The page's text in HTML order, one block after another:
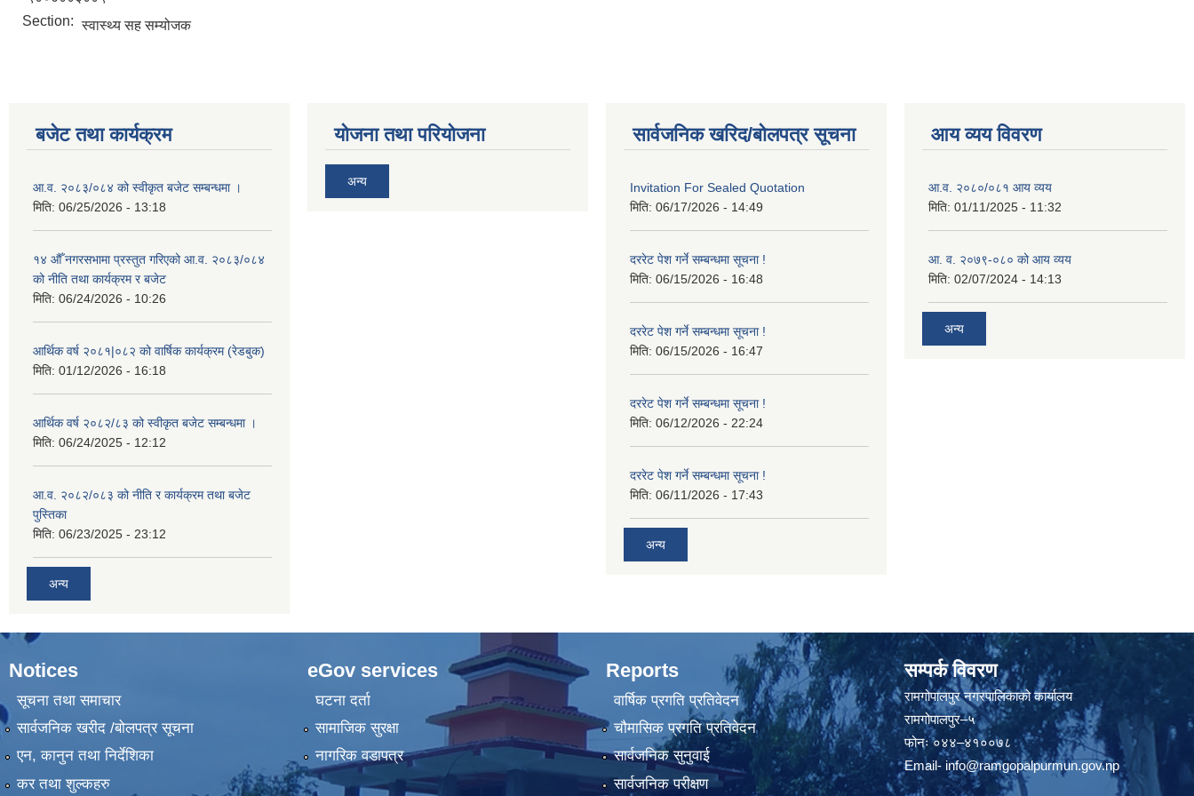
Section: स्वास्थ्य सह सम्योजक
बजेट तथा कार्यक्रम
आ.व. २०८३/०८४ को स्वीकृत बजेट सम्बन्धमा ।
मिति: 06/25/2026 - 13:18
१४ औँ नगरसभामा प्रस्तुत गरिएको आ.व. २०८३/०८४
को नीति तथा कार्यक्रम र बजेट
मिति: 06/24/2026 - 10:26
आर्थिक वर्ष २०८१|०८२ को वार्षिक कार्यक्रम (रेडबुक)
मिति: 01/12/2026 - 16:18
आर्थिक वर्ष २०८२/८३ को स्वीकृत बजेट सम्बन्धमा ।
मिति: 06/24/2025 - 12:12
आ.व. २०८२/०८३ को नीति र कार्यक्रम तथा बजेट
पुस्तिका
मिति: 06/23/2025 - 23:12
अन्य
योजना तथा परियोजना
अन्य
सार्वजनिक खरिद/बोलपत्र सूचना
Invitation For Sealed Quotation
मिति: 06/17/2026 - 14:49
दररेट पेश गर्ने सम्बन्धमा सूचना !
मिति: 06/15/2026 - 16:48
दररेट पेश गर्ने सम्बन्धमा सूचना !
मिति: 06/15/2026 - 16:47
दररेट पेश गर्ने सम्बन्धमा सूचना !
मिति: 06/12/2026 - 22:24
दररेट पेश गर्ने सम्बन्धमा सूचना !
मिति: 06/11/2026 - 17:43
अन्य
आय व्यय विवरण
आ.व. २०८०/०८१ आय व्यय
मिति: 01/11/2025 - 11:32
आ. व. २०७९-०८० को आय व्यय
मिति: 02/07/2024 - 14:13
अन्य
Notices
सूचना तथा समाचार
सार्वजनिक खरीद /बोलपत्र सूचना
एन, कानुन तथा निर्देशिका
कर तथा शुल्कहरु
eGov services
घटना दर्ता
सामाजिक सुरक्षा
नागरिक वडापत्र
Reports
वार्षिक प्रगति प्रतिवेदन
चौमासिक प्रगति प्रतिवेदन
सार्वजनिक सुनुवाई
सार्वजनिक परीक्षण
सम्पर्क विवरण
रामगोपालपुर नगरपालिकाको कार्यालय
रामगोपालपुर–५
फोनः ०४४–४१००७८
Email- info@ramgopalpurmun.gov.np